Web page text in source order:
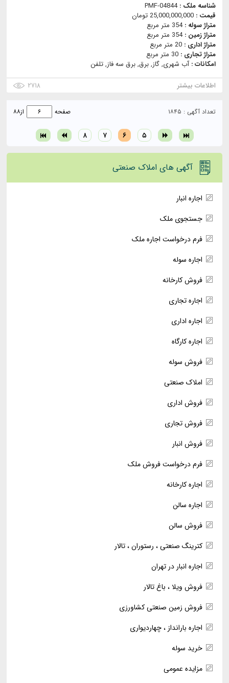
شناسه ملک :PMF-04844
قیمت : 25,000,000,000 تومان
متراژ سوله :354 متر مربع
متراژ زمین :354 متر مربع
متراژ اداری : 20 متر مربع
متراژ تجاری : 30 متر مربع
امکانات :آب شهری, گاز, برق, برق سه فاز, تلفن
اطلاعات بیشتر
۲۷۱۸
تعداد آگهی : ۱۸۴۵
۵ ۶ ۷ ۸
صفحه از۸۸
آگهی های املاک صنعتی
اجاره انبار
جستجوی ملک
فرم درخواست اجاره ملک
اجاره سوله
فروش کارخانه
اجاره تجاری
اجاره اداری
اجاره کارگاه
فروش سوله
املاک صنعتی
فروش اداری
فروش تجاری
فروش انبار
فرم درخواست فروش ملک
اجاره کارخانه
اجاره سالن
فروش سالن
کترینگ صنعتی ، رستوران ، تالار
اجاره انبار در تهران
فروش ویلا ، باغ تالار
فروش زمین صنعتی کشاورزی
اجاره بارانداز ، چهاردیواری
خرید سوله
مزایده عمومی